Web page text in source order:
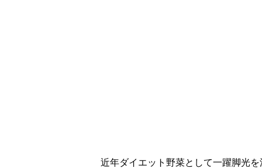
近年ダイエット野菜として一躍脚光